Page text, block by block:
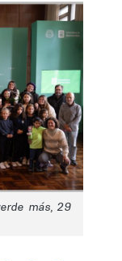
más, 29